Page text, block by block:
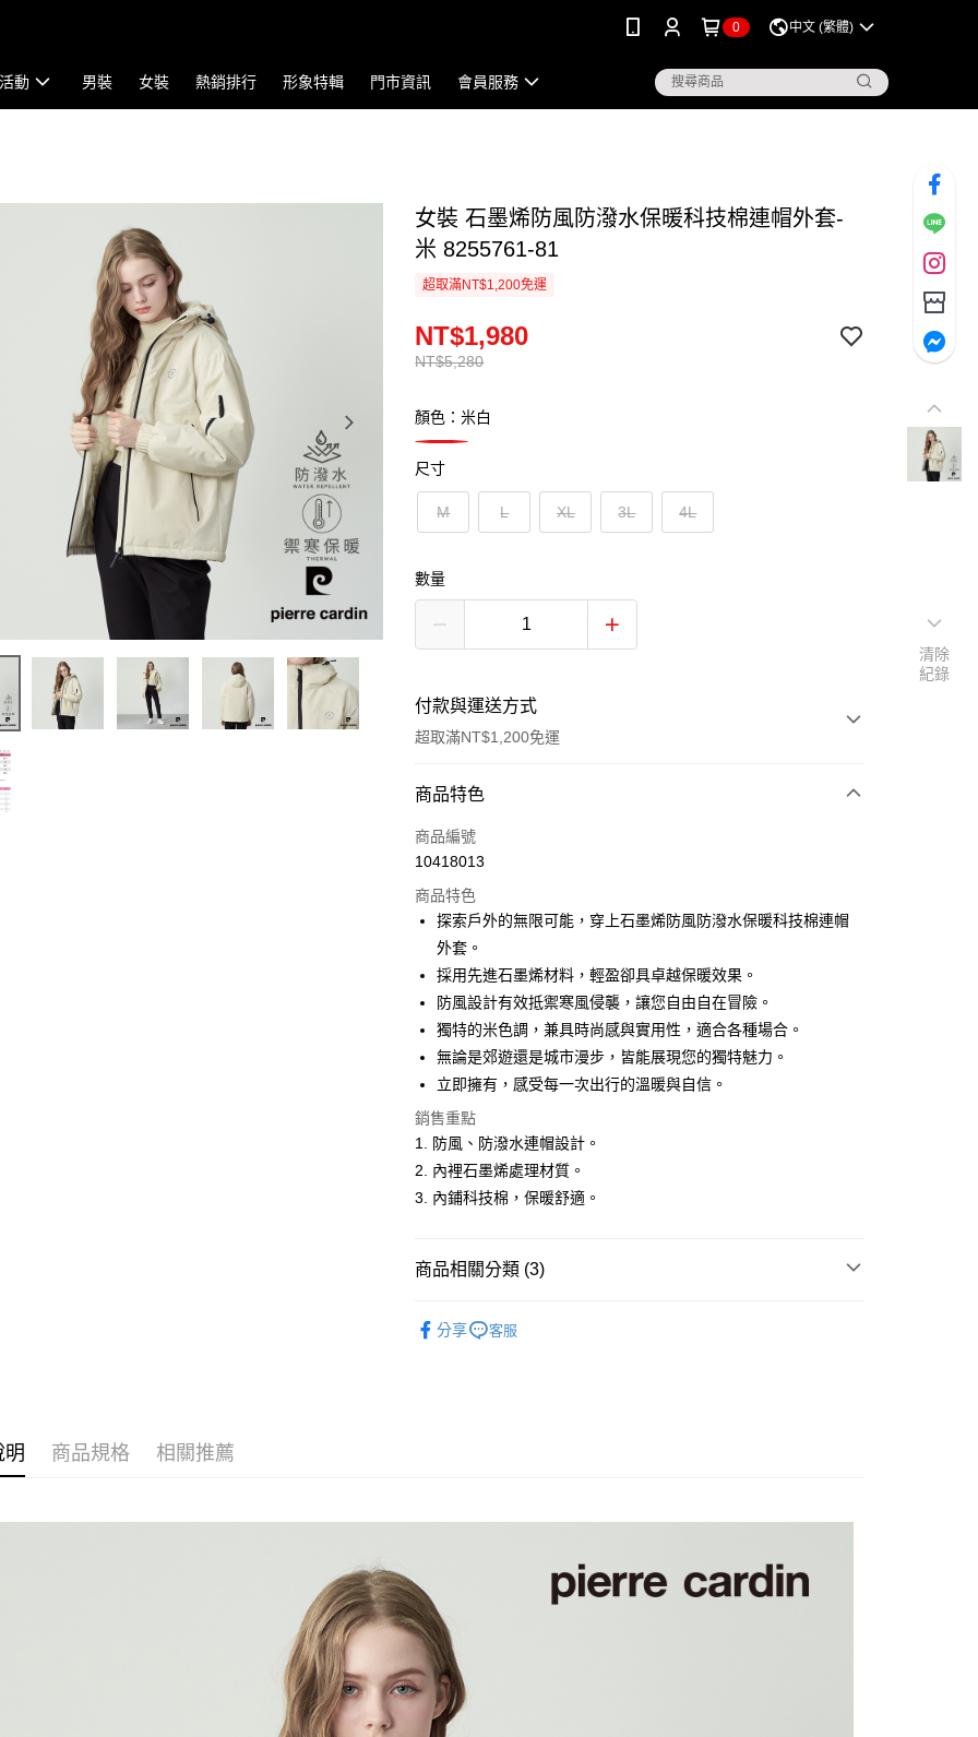
0 中文 (繁體)
動 男裝 女裝 熱銷排行 形象特輯 門市資訊 會員服務
女裝 石墨烯防風防潑水保暖科技棉連帽外套-
米 8255761-81
超取滿NT$1,200免運
NT$5,280
NT$1,980
顏色：米白
尺寸
M L XL 3L 4L
數量
付款與運送方式
超取滿NT$1,200免運
付款方式
信用卡一次付款
LINE Pay
Apple Pay
悠遊付
Google Pay
ATM付款
運送方式
全家取貨付款
付款後全家取貨
萊爾富取貨付款
每筆NT$60，滿NT$1,200(含以上)免運費
宅配(本島)
每筆NT$80，滿NT$1,200(含以上)免運費
宅配(離島)
每筆NT$80，滿NT$1,200(含以上)免運費
商品特色
商品編號
10418013
商品特色
探索戶外的無限可能，穿上石墨烯防風防潑水保暖科技棉連帽
外套。
採用先進石墨烯材料，輕盈卻具卓越保暖效果。
防風設計有效抵禦寒風侵襲，讓您自由自在冒險。
獨特的米色調，兼具時尚感與實用性，適合各種場合。
無論是郊遊還是城市漫步，皆能展現您的獨特魅力。
立即擁有，感受每一次出行的溫暖與自信。
銷售重點
1. 防風、防潑水連帽設計。
2. 內裡石墨烯處理材質。
3. 內鋪科技棉，保暖舒適。
商品相關分類 (3)
分享 客服
明 商品規格 相關推薦
清除
紀錄